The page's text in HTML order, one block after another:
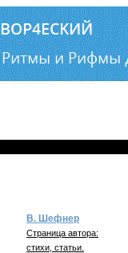
В. Шефнер
Страница автора:
стихи, статьи.